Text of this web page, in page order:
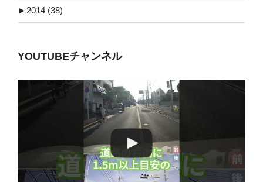
► 2014 (38)
YOUTUBEチャンネル